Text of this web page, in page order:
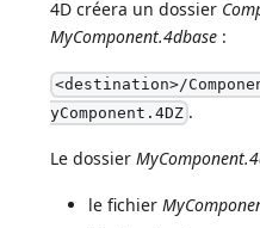
4D créera un dossier
MyComponent.4dbase :
<destination>/
yComponent.4DZ .
Le dossier
le fichier